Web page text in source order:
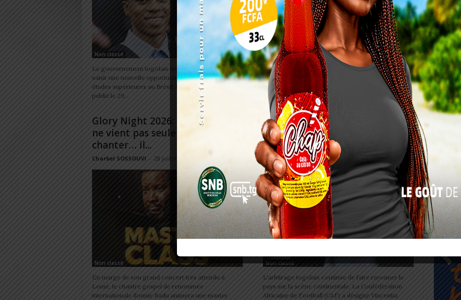
Non classé
Le gouvernement togolais invite les étudiants à
saisir une nouvelle opportunité de poursuivre leurs
études supérieures au Brésil. Dans un communiqué
publié le 29...
SANTÉ
Le secteur de la santé au Togo s'apprête à accueillir
une nouvelle génération de professionnels. Le
gouvernement vient d'annoncer l'ouverture officielle
des concours d'entrée...
Glory Night 2026: Sonnie Badu
ne vient pas seulement
chanter… il...
Charbel SOSSOUVI - 28 juillet 2026
Non classé
En marge de son grand concert très attendu à
Lomé, le chantre gospel de renommée
internationale Sonnie Badu animera une master
CAN Féminine 2026: Vincentia
Amedome aux commandes du
match d’ouverture
Charbel SOSSOUVI - 27 juillet 2026 0
Non classé
L'arbitrage togolais continue de faire rayonner le
pays sur la scène continentale. La Confédération
Africaine de Football (CAF) a désigné Vincentia
L
3
10
17
24